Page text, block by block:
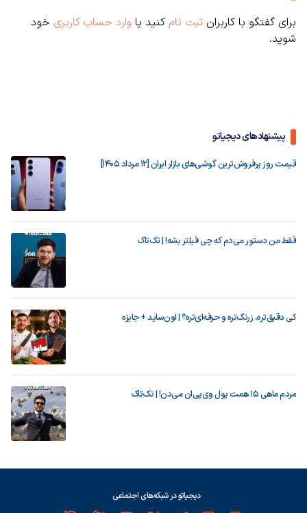
برای گفتگو با کاربران ثبت نام کنید یا وارد حساب کاربری خود
شوید.
پیشنهادهای دیجیاتو
قیمت روز پرفروش‌ترین گوشی‌های بازار ایران [12 مرداد 1405]
فقط من دستور می‌دم که چی فیلتر بشه! | تک‌تاک
کی دقیق‌تره، زرنگ‌تره و حرفه‌ای‌تره؟ | اون‌ساید + جایزه
مردم ماهی ۱۵ همت پول وی‌پی‌ان می‌دن! | تک‌تاک
دیجیاتو در شبکه‌های اجتماعی